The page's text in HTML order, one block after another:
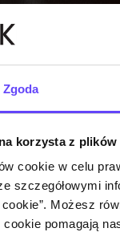
Zgoda
korzysta z plików
cookie w celu
szczegółowymi
cookie”. Możesz
pomagają